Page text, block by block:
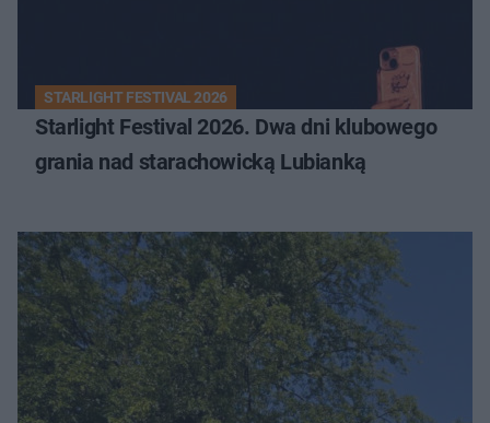
STARLIGHT FESTIVAL 2026
Starlight Festival 2026. Dwa dni klubowego
grania nad starachowicką Lubianką